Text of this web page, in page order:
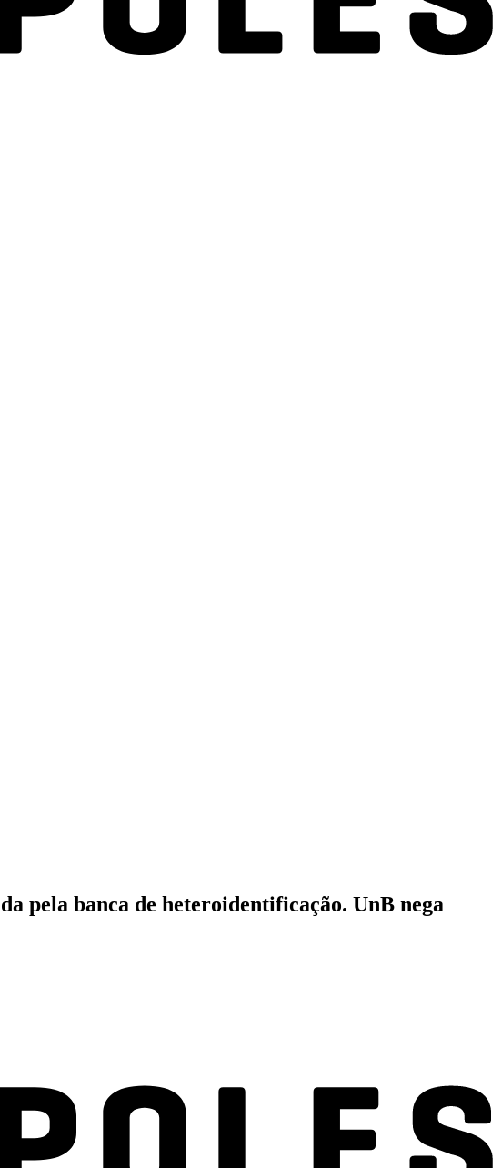
pela banca de heteroidentificação. UnB nega